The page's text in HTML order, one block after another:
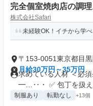
完全個室焼肉店の調
株式会社Safari
未経験OK！イチから学
〒153-0051東京都目
月給30万円～35万円
求めている人材
━…‥・ ✅ 包丁を扱え
制服あり 転勤なし +13個